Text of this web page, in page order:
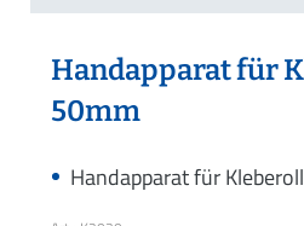
Handapparat für
50mm
Handapparat für